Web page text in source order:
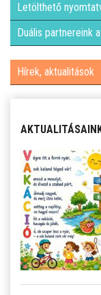
Letölthető
Duális partnereink
Hírek, aktualitások